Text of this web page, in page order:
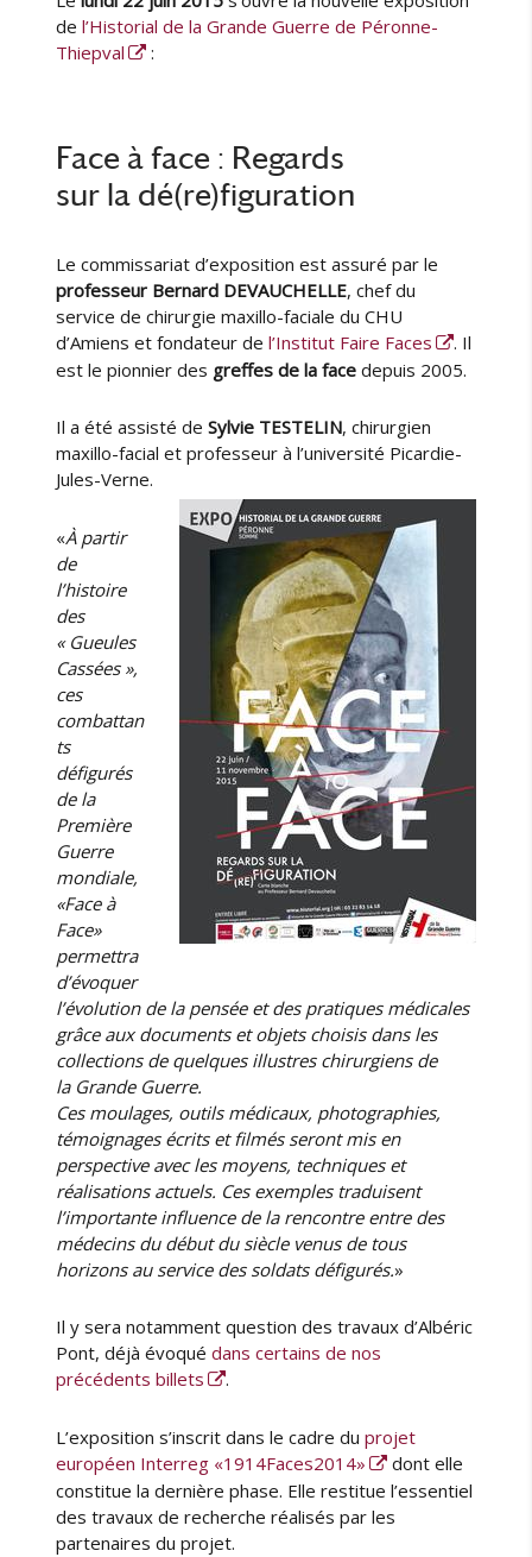
o
n
A
l
b
é
r
P
o
t
e
l
del’Historial de la Grande Guerre de Péronne-
Thiepval
:
Face à face : Regards
sur la dé(re)figuration
Le commissariat d’exposition est assuré par le
professeur Bernard DEVAUCHELLE, chef du
service de chirurgie maxillo-faciale du CHU
d’Amiens et fondateur del’Institut Faire Faces
. Il
est le pionnier des greffes de la face depuis 2005.
Il a été assisté de Sylvie TESTELIN, chirurgien
maxillo-facial et professeur à l’université Picardie-
Jules-Verne.
«À partir
de
l’histoire
des
« Gueules
Cassées »,
ces
combattan
ts
défigurés
de la
Première
Guerre
mondiale,
«Face à
Face»
permettra
d’évoquer
l’évolution de la pensée et des pratiques médicales
grâce aux documents et objets choisis dans les
collections de quelques illustres chirurgiens de
la Grande Guerre.
Ces moulages, outils médicaux, photographies,
témoignages écrits et filmés seront mis en
perspective avec les moyens, techniques et
réalisations actuels. Ces exemples traduisent
l’importante influence de la rencontre entre des
médecins du début du siècle venus de tous
horizons au service des soldats défigurés.»
Il y sera notamment question des travaux d’Albéric
Pont, déjà évoquédans certains de nos
précédents billets
.
L’exposition s’inscrit dans le cadre duprojet
européen Interreg «1914Faces2014»
dont elle
constitue la dernière phase. Elle restitue l’essentiel
des travaux de recherche réalisés par les
partenaires du projet.